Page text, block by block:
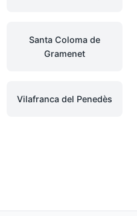
Santa Coloma de
Gramenet
Vilafranca del Penedès